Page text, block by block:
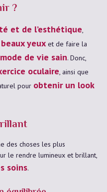
?
et de l’esthétique,
yeux et de faire la
mode de vie sain. Donc,
oculaire, ainsi que
pour obtenir un look
des choses les plus
le rendre lumineux et brillant,
soins.